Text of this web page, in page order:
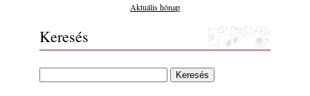
gyermekeik – 42. rész: Vörös László +
2026. július 30.
The Next Generation — 11. rész: Horváth
Szabolcs
2026. július 25.
Aktuális hónap
Keresés